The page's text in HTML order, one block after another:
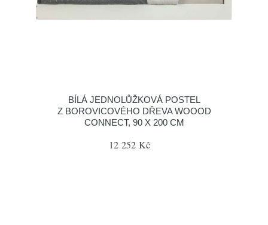
BÍLÁ JEDNOLŮŽKOVÁ POSTEL
Z BOROVICOVÉHO DŘEVA WOOOD
CONNECT, 90 X 200 CM
12 252 Kč